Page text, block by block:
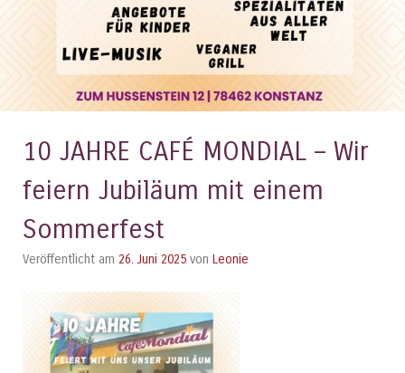
10 JAHRE CAFÉ MONDIAL – Wir
feiern Jubiläum mit einem
Sommerfest
Veröffentlicht am 26. Juni 2025 von Leonie